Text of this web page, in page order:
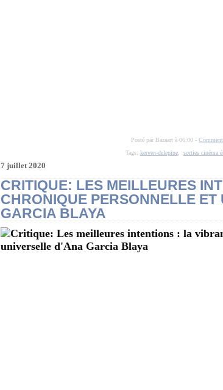
Posté par Bazaart à 06:00 -
Tags: kerven-delepine, sorties cinéma
7 juillet 2020
CRITIQUE: LES MEILLEURES
CHRONIQUE PERSONNELLE
GARCIA BLAYA